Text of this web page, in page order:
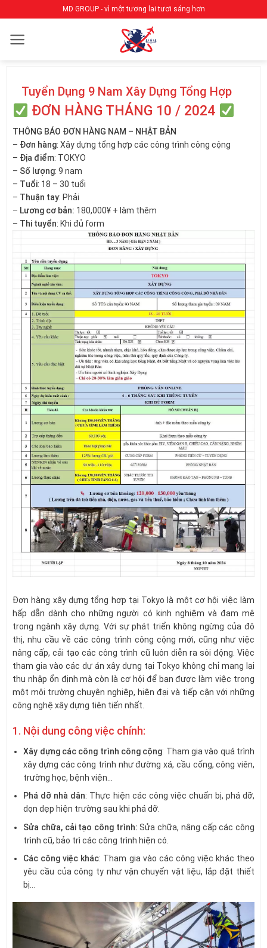
qua
nội
MD GROUP - vì một tương lai tươi sáng hơn
Tuyển Dụng 9 Nam Xây Dựng Tổng Hợp
ĐƠN HÀNG THÁNG 10 / 2024
THÔNG BÁO ĐƠN HÀNG NAM – NHẬT BẢN
– Đơn hàng: Xây dựng tổng hợp các công trình công cộng
– Địa điểm: TOKYO
– Số lượng: 9 nam
– Tuổi: 18 – 30 tuổi
– Thuận tay: Phải
– Lương cơ bản: 180,000¥ + làm thêm
– Thi tuyển: Khi đủ form
Đơn hàng xây dựng tổng hợp tại Tokyo là một cơ hội việc làm
hấp dẫn dành cho những người có kinh nghiệm và đam mê
trong ngành xây dựng. Với sự phát triển không ngừng của đô
thị, nhu cầu về các công trình công cộng mới, cũng như việc
nâng cấp, cải tạo các công trình cũ luôn diễn ra sôi động. Việc
tham gia vào các dự án xây dựng tại Tokyo không chỉ mang lại
thu nhập ổn định mà còn là cơ hội để bạn được làm việc trong
một môi trường chuyên nghiệp, hiện đại và tiếp cận với những
công nghệ xây dựng tiên tiến nhất.
1. Nội dung công việc chính:
Xây dựng các công trình công cộng: Tham gia vào quá trình
xây dựng các công trình như đường xá, cầu cống, công viên,
trường học, bệnh viện…
Phá dỡ nhà dân: Thực hiện các công việc chuẩn bị, phá dỡ,
dọn dẹp hiện trường sau khi phá dỡ.
Sửa chữa, cải tạo công trình: Sửa chữa, nâng cấp các công
trình cũ, bảo trì các công trình hiện có.
Các công việc khác: Tham gia vào các công việc khác theo
yêu cầu của công ty như vận chuyển vật liệu, lắp đặt thiết
bị…